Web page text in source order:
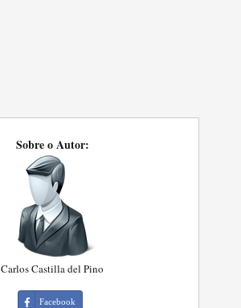
Sobre o Autor:
Carlos Castilla del Pino
Facebook